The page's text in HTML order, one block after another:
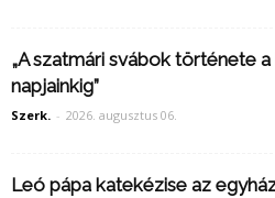
„A szatmári svábok története
napjainkig”
Szerk. - 2026. augusztus 06.
Leó pápa katekézise az